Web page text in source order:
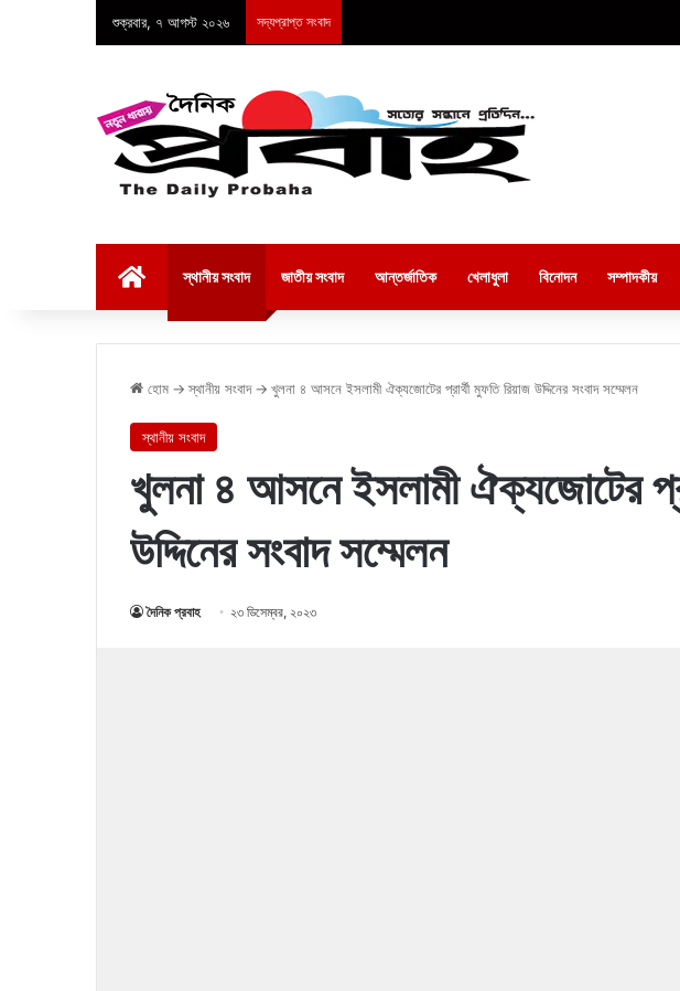
শুক্রবার, ৭ আগস্ট ২০২৬ সদ্যপ্রাপ্ত সংবাদ
স্থানীয় সংবাদ জাতীয় সংবাদ আন্তর্জাতিক খেলাধুলা বিনোদন সম্পাদকীয়
হোম → স্থানীয় সংবাদ → খুলনা ৪ আসনে ইসলামী ঐক্যজোটের প্রার্থী মুফতি রিয়াজ উদ্দিনের সংবাদ সম্মেলন
স্থানীয় সংবাদ
খুলনা ৪ আসনে ইসলামী ঐক্যজোটের
উদ্দিনের সংবাদ সম্মেলন
দৈনিক প্রবাহ ২৩ ডিসেম্বর, ২০২৩